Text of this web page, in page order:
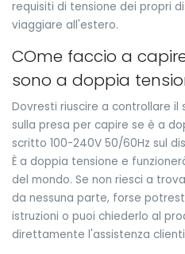
requisiti di tensione dei propri
viaggiare all'estero.
COme faccio a
sono a doppia
Dovresti riuscire a controllare
sulla presa per capire se è a
scritto 100-240V 50/60Hz sul
È a doppia tensione e
del mondo. Se non riesci a
da nessuna parte, forse
istruzioni o puoi chiederlo al
direttamente l'assistenza